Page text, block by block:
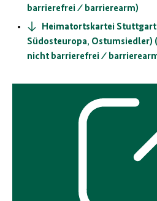
barrierefrei ⁄ barrierearm)
Heimatortskartei Stuttgart
Südosteuropa, Ostumsiedler)
nicht barrierefrei ⁄